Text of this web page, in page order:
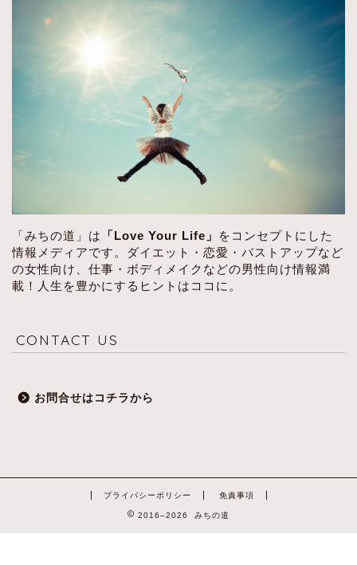
「みちの道」は 「Love Your Life」
をコンセプトにした
情報メディアです。ダイエット・恋愛・バストアップなど
の女性向け、仕事・ボディメイクなどの男性向け情報満
載！人生を豊かにするヒントはココに。
CONTACT US
お問合せはコチラから
プライバシーポリシー 免責事項
2016–2026 みちの道